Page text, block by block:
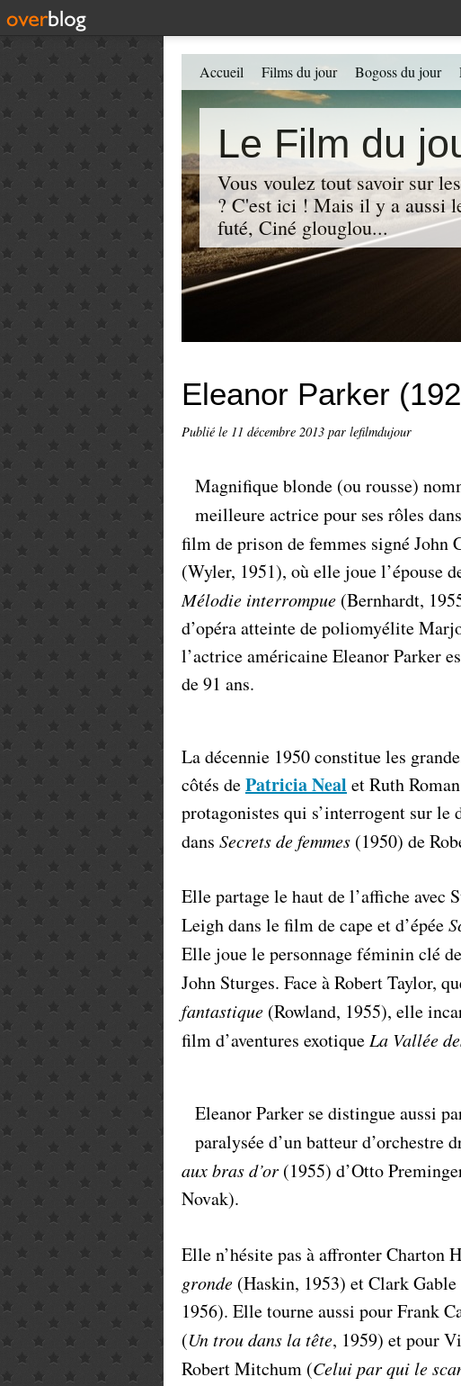
Le Film du
Vous voulez tout savoir sur
? C'est ici ! Mais il y a aussi
futé, Ciné glouglou...
Accueil Films du jour Bogoss du jour
Eleanor Parker
Publié le 11 décembre 2013 par lefilmdujour
Magnifique blonde (ou rousse)
meilleure actrice pour ses rôles dans
film de prison de femmes signé John
(Wyler, 1951), où elle joue l’épouse
Mélodie interrompue (Bernhardt,
d’opéra atteinte de poliomyélite
l’actrice américaine Eleanor Parker
de 91 ans.
La décennie 1950 constitue les
côtés dePatricia Neal et Ruth
protagonistes qui s’interrogent sur le
dans Secrets de femmes (1950) de
Elle partage le haut de l’affiche avec
Leigh dans le film de cape et d’épée
Elle joue le personnage féminin clé de
John Sturges. Face à Robert Taylor,
fantastique (Rowland, 1955), elle
film d’aventures exotique La Vallée
Eleanor Parker se distingue aussi
paralysée d’un batteur d’orchestre
aux bras d’or (1955) d’Otto
Novak).
Elle n’hésite pas à affronter Charton
gronde (Haskin, 1953) et Clark Gable
1956). Elle tourne aussi pour Frank
(Un trou dans la tête, 1959) et pour
Robert Mitchum (Celui par qui le